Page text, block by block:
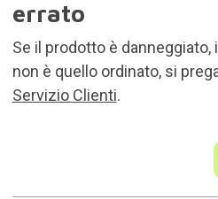
errato
Se il prodotto è
non è quello ordinato, si
Servizio Clienti.